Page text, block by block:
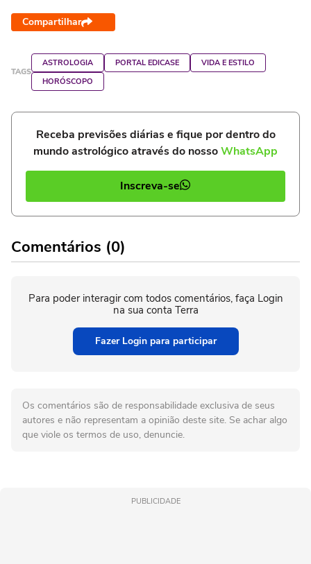
Compartilhar
TAGS
ASTROLOGIA PORTAL EDICASE
VIDA E ESTILO
HORÓSCOPO
Receba previsões diárias e fique por dentro do
mundo astrológico através do nossoWhatsApp
Inscreva-se
Comentários (0)
Para poder interagir com todos comentários, faça Login
na sua conta Terra
Fazer Login para participar
Os comentários são de responsabilidade exclusiva de seus
autores e não representam a opinião deste site. Se achar algo
que viole os termos de uso, denuncie.
PUBLICIDADE